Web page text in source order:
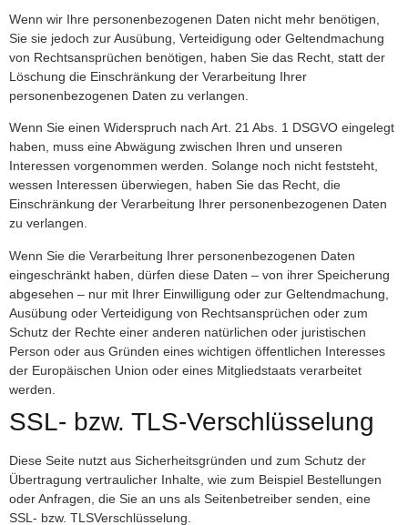
Wenn wir Ihre personenbezogenen Daten nicht mehr benötigen,
Sie sie jedoch zur Ausübung, Verteidigung oder Geltendmachung
von Rechtsansprüchen benötigen, haben Sie das Recht, statt der
Löschung die Einschränkung der Verarbeitung Ihrer
personenbezogenen Daten zu verlangen.
Wenn Sie einen Widerspruch nach Art. 21 Abs. 1 DSGVO eingelegt
haben, muss eine Abwägung zwischen Ihren und unseren
Interessen vorgenommen werden. Solange noch nicht feststeht,
wessen Interessen überwiegen, haben Sie das Recht, die
Einschränkung der Verarbeitung Ihrer personenbezogenen Daten
zu verlangen.
Wenn Sie die Verarbeitung Ihrer personenbezogenen Daten
eingeschränkt haben, dürfen diese Daten – von ihrer Speicherung
abgesehen – nur mit Ihrer Einwilligung oder zur Geltendmachung,
Ausübung oder Verteidigung von Rechtsansprüchen oder zum
Schutz der Rechte einer anderen natürlichen oder juristischen
Person oder aus Gründen eines wichtigen öffentlichen Interesses
der Europäischen Union oder eines Mitgliedstaats verarbeitet
werden.
SSL- bzw. TLS-Verschlüsselung
Diese Seite nutzt aus Sicherheitsgründen und zum Schutz der
Übertragung vertraulicher Inhalte, wie zum Beispiel Bestellungen
oder Anfragen, die Sie an uns als Seitenbetreiber senden, eine
SSL- bzw. TLSVerschlüsselung.